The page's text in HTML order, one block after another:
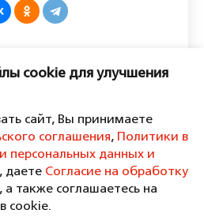
чтобы
соглашение
персональных данных и
cookie для улучшения
сайт, Вы принимаете
соглашения, Политики в
персональных данных и
, даете Согласие на обработку
, а также соглашаетесь на
cookie.